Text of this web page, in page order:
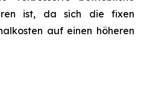
ist, da sich die fixen
auf einen höheren